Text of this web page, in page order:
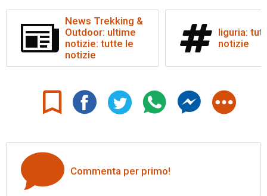
News Trekking &
Outdoor: ultime
notizie: tutte le
notizie
liguria:
notizie
Commenta per primo!